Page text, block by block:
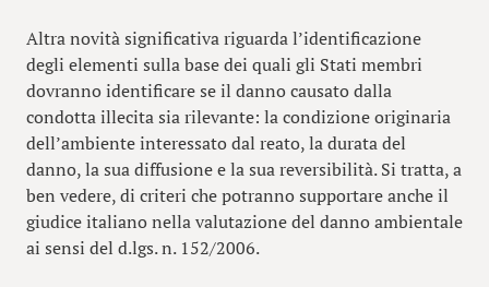
Altra novità significativa riguarda l’identificazione
degli elementi sulla base dei quali gli Stati membri
dovranno identificare se il danno causato dalla
condotta illecita sia rilevante: la condizione originaria
dell’ambiente interessato dal reato, la durata del
danno, la sua diffusione e la sua reversibilità. Si tratta, a
ben vedere, di criteri che potranno supportare anche il
giudice italiano nella valutazione del danno ambientale
ai sensi del d.lgs. n. 152/2006.